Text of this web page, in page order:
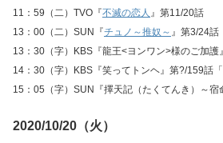
11：59（二）TVO『不滅の恋人 』第11/20話
13：00（二）SUN『チュノ～推奴～ 』第3/24話
13：30（字）KBS『龍王<ヨンワン>様のご加護
14：30（字）KBS『笑ってトンヘ』第?/159話「
15：05（字）SUN『擇天記（たくてんき）～
2020/10/20（火）